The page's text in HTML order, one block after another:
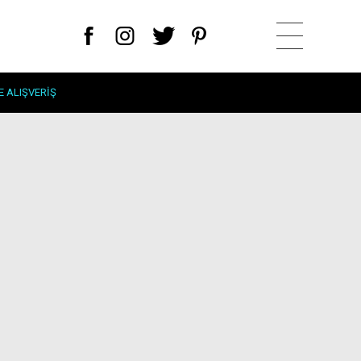
ALIŞVERIŞ